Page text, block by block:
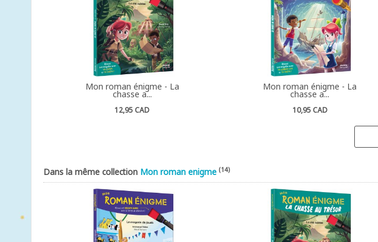
Mon roman énigme - La
chasse a...
12,95 CAD
Mon roman énigme - La
chasse a...
10,95 CAD
Dans la même collection Mon roman enigme (14)